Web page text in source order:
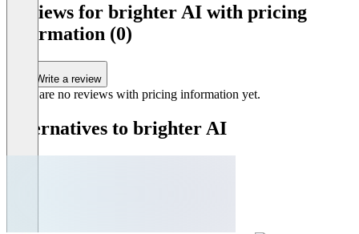
Reviews for brighter AI with pricing
information (0)
Write a review
There are no reviews with pricing information yet.
Alternatives to brighter AI